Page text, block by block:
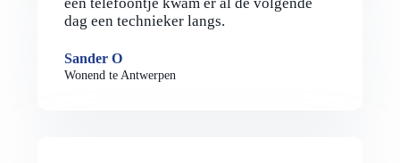
dag een technieker langs.
Sander O
Wonend te Antwerpen